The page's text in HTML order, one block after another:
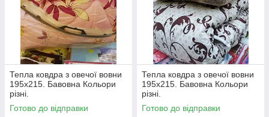
Тепла ковдра з овечої вовни
195х215. Бавовна Кольори
різні.
Готово до відправки
Тепла ковдра з овечої вовни
195х215. Бавовна Кольори
різні.
Готово до відправки